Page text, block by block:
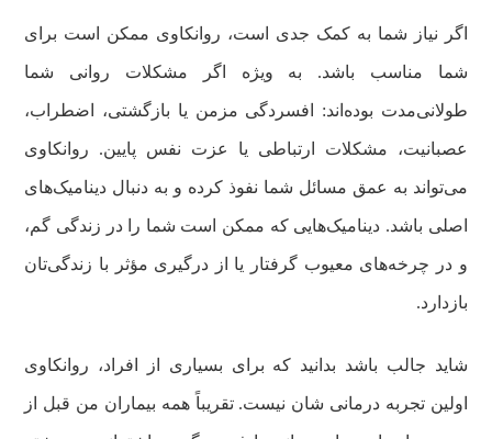
اگر نیاز شما به کمک جدی است، روانکاوی ممکن است برای
شما مناسب باشد. به ویژه اگر مشکلات روانی شما
طولانی‌مدت بوده‌اند: افسردگی مزمن یا بازگشتی، اضطراب،
عصبانیت، مشکلات ارتباطی یا عزت نفس پایین. روانکاوی
می‌تواند به عمق مسائل شما نفوذ کرده و به دنبال دینامیک‌های
اصلی باشد. دینامیک‌هایی که ممکن است شما را در زندگی گم،
و در چرخه‌های معیوب گرفتار یا از درگیری مؤثر با زندگی‌تان
بازدارد.
شاید جالب باشد بدانید که برای بسیاری از افراد، روانکاوی
اولین تجربه درمانی شان نیست. تقریباً همه بیماران من قبل از